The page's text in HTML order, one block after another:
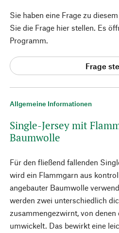
Allgemeine Informationen
Single-Jersey mit
Baumwolle
Für den fließend fallenden
wird ein Flammgarn aus
angebauter Baumwolle
werden zwei unterschiedlich
zusammengezwirnt, von denen
umwickelt. Das bewirkt eine
Sie haben eine Frage zu
Sie die Frage hier stellen. Es
Programm.
Frage